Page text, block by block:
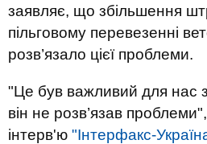
заявляє, що збільшення
пільговому перевезенні
розв’язало цієї проблеми.
"Це був важливий для нас
він не розв’язав
інтерв'ю "Інтерфакс-